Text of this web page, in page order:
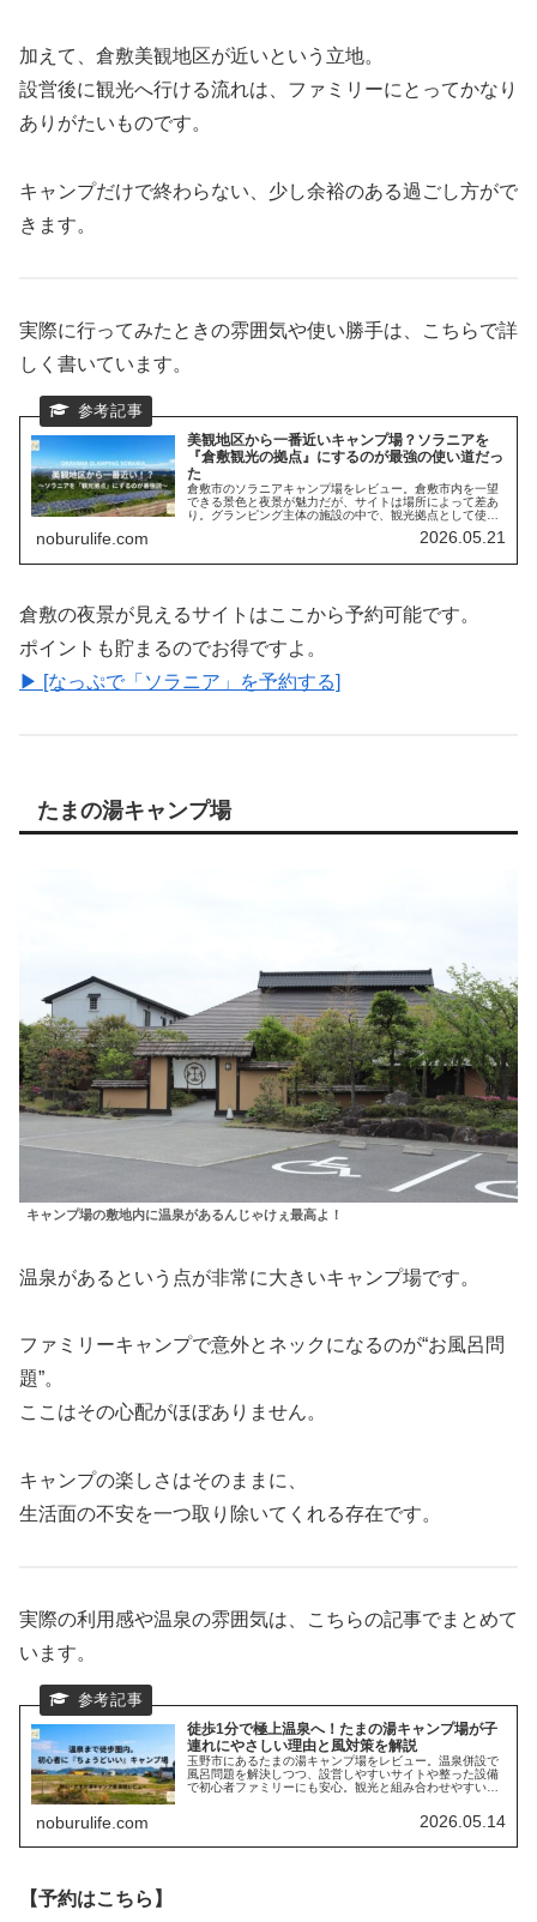
加えて、倉敷美観地区が近いという立地。
設営後に観光へ行ける流れは、ファミリーにとってかなり
ありがたいものです。
キャンプだけで終わらない、少し余裕のある過ごし方がで
きます。
実際に行ってみたときの雰囲気や使い勝手は、こちらで詳
しく書いています。
美観地区から一番近いキャンプ場？ソラニアを
『倉敷観光の拠点』にするのが最強の使い道だっ
た
倉敷市のソラニアキャンプ場をレビュー。倉敷市内を一望
できる景色と夜景が魅力だが、サイトは場所によって差あ
り。グランピング主体の施設の中で、観光拠点として使う
noburulife.com 2026.05.21
倉敷の夜景が見えるサイトはここから予約可能です。
ポイントも貯まるのでお得ですよ。
▶ [なっぷで「ソラニア」を予約する]
たまの湯キャンプ場
キャンプ場の敷地内に温泉があるんじゃけぇ最高よ！
温泉があるという点が非常に大きいキャンプ場です。
ファミリーキャンプで意外とネックになるのが“お風呂問
題”。
ここはその心配がほぼありません。
キャンプの楽しさはそのままに、
生活面の不安を一つ取り除いてくれる存在です。
実際の利用感や温泉の雰囲気は、こちらの記事でまとめて
います。
徒歩1分で極上温泉へ！たまの湯キャンプ場が子
連れにやさしい理由と風対策を解説
玉野市にあるたまの湯キャンプ場をレビュー。温泉併設で
風呂問題を解決しつつ、設営しやすいサイトや整った設備
で初心者ファミリーにも安心。観光と組み合わせやすい立
noburulife.com 2026.05.14
【予約はこちら】